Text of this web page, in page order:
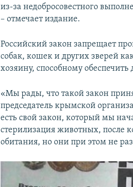
из-за недобросовестного
– отмечает издание.
Российский закон запрещает
собак, кошек и других зверей
хозяину, способному
«Мы рады, что такой закон
председатель крымской
есть свой закон, который мы
стерилизация животных, после
обитания, но они при этом не